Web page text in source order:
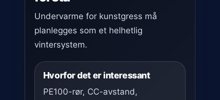
Undervarme for kunstgress må
planlegges som et helhetlig
vintersystem.
Hvorfor det er interessant
PE100-rør, CC-avstand,